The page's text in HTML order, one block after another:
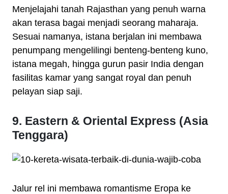
Menjelajahi tanah Rajasthan yang penuh warna
akan terasa bagai menjadi seorang maharaja.
Sesuai namanya, istana berjalan ini membawa
penumpang mengelilingi benteng-benteng kuno,
istana megah, hingga gurun pasir India dengan
fasilitas kamar yang sangat royal dan penuh
pelayan siap saji.
9. Eastern & Oriental Express (Asia
Tenggara)
Jalur rel ini membawa romantisme Eropa ke